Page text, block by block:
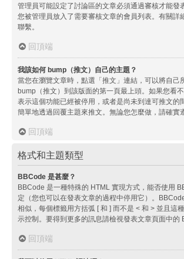
管理員可能設定了討論區的文章必須通過審核才能發
您被管理員放入了需要審核文章的會員列表。有關詳
聯繫。
回頂端
我該如何 bump（推文）自己的主題？
當您在瀏覽文章時，點選「推文」連結，可以將自己
bump（推文）到該版面的第一頁最上頭。如果您看
表示這個功能已經被停用，或者是尚未到達可推文的
簡單地透過回覆主題來推文。無論您怎麼做，請確實
回頂端
格式和主題類型
BBCode 是甚麼？
BBCode 是一種特殊的 HTML 實現方式，能否使用
定（您也可以在發表文章的過程中停用它）。
相似，每個標籤用方括弧 [ 和 ] 而不是 < 和 > 並且這
示控制。要得到更多的訊息請檢視發表文章頁面中的
回頂端